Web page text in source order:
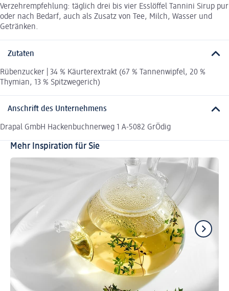
Verzehrempfehlung: täglich drei bis vier Esslöffel Tannini Sirup pur
oder nach Bedarf, auch als Zusatz von Tee, Milch, Wasser und
Getränken.
Zutaten
Rübenzucker | 34 % Käurterextrakt (67 % Tannenwipfel, 20 %
Thymian, 13 % Spitzwegerich)
Anschrift des Unternehmens
Drapal GmbH Hackenbuchnerweg 1 A-5082 GrÖdig
Mehr Inspiration für Sie